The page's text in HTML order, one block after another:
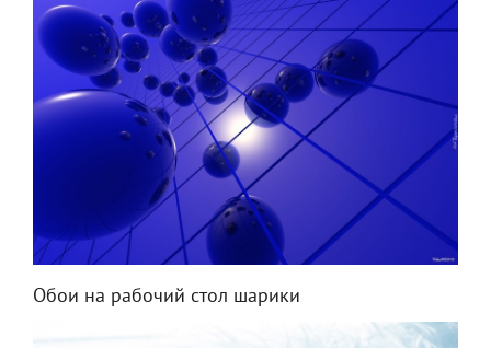
Обои на рабочий стол шарики